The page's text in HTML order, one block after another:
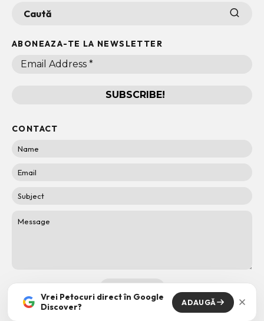
ABONEAZA-TE LA NEWSLETTER
CONTACT
Vrei Petocuri direct în Google
Discover?
ADAUGĂ